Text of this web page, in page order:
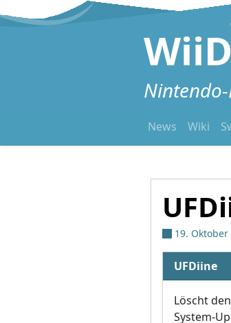
Zum Inhalt springen
News Wiki
19. Oktober
UFDiine
Löscht
System-